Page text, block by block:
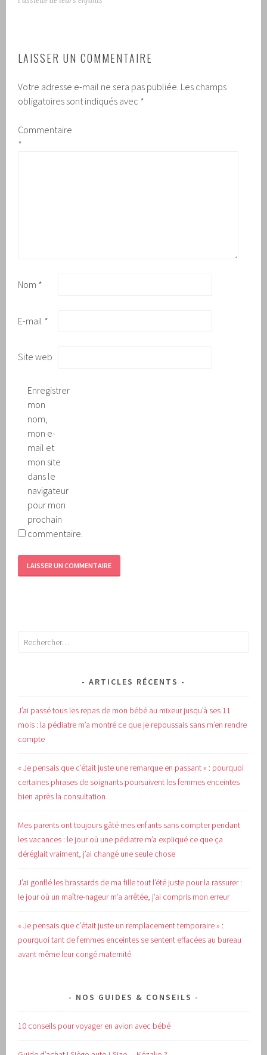
LAISSER UN COMMENTAIRE
Votre adresse e-mail ne sera pas publiée. Les champs
obligatoires sont indiqués avec *
Commentaire
*
Nom *
E-mail *
Site web
Enregistrer
mon
nom,
mon e-
mail et
mon site
dans le
navigateur
pour mon
prochain
commentaire.
Rechercher :
ARTICLES RÉCENTS
J’ai passé tous les repas de mon bébé au mixeur jusqu’à ses 11
mois : la pédiatre m’a montré ce que je repoussais sans m’en rendre
compte
« Je pensais que c’était juste une remarque en passant » : pourquoi
certaines phrases de soignants poursuivent les femmes enceintes
bien après la consultation
Mes parents ont toujours gâté mes enfants sans compter pendant
les vacances : le jour où une pédiatre m’a expliqué ce que ça
déréglait vraiment, j’ai changé une seule chose
J’ai gonflé les brassards de ma fille tout l’été juste pour la rassurer :
le jour où un maître-nageur m’a arrêtée, j’ai compris mon erreur
« Je pensais que c’était juste un remplacement temporaire » :
pourquoi tant de femmes enceintes se sentent effacées au bureau
avant même leur congé maternité
NOS GUIDES & CONSEILS
10 conseils pour voyager en avion avec bébé